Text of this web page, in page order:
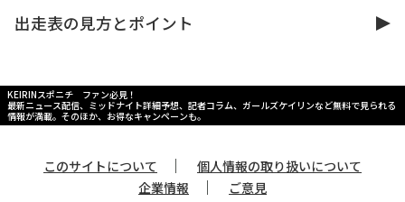
出走表の見方とポイント
KEIRINスポニチ ファン必見！
最新ニュース配信、ミッドナイト詳細予想、記者コラム、ガールズケイリンなど無料で見られる
情報が満載。そのほか、お得なキャンペーンも。
このサイトについて ｜
個人情報の取り扱いについて
企業情報
｜ ご意見